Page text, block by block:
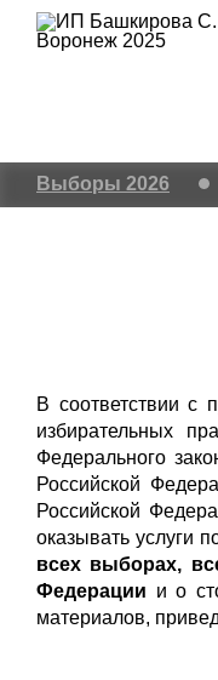
Выборы 2026
В соответствии с
избирательных
Федерального
Российской
Российской
оказывать услуги
всех выборах,
Федерации и о
материалов,